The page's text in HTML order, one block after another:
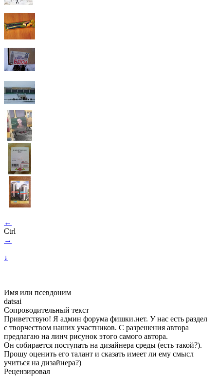
←
Ctrl
→
↓
Имя или псевдоним
datsai
Сопроводительный текст
Приветствую! Я админ форума фишки.нет. У нас есть раздел
с творчеством наших участников. С разрешения автора
предлагаю на линч рисунок этого самого автора.
Он собирается поступать на дизайнера среды (есть такой?).
Прошу оценить его талант и сказать имеет ли ему смысл
учиться на дизайнера?)
Рецензировал